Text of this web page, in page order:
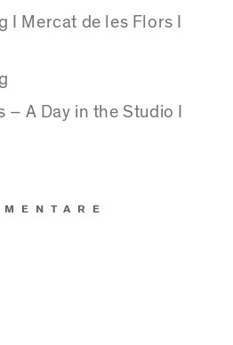
I Mercat de les Flors I
– A Day in the Studio I